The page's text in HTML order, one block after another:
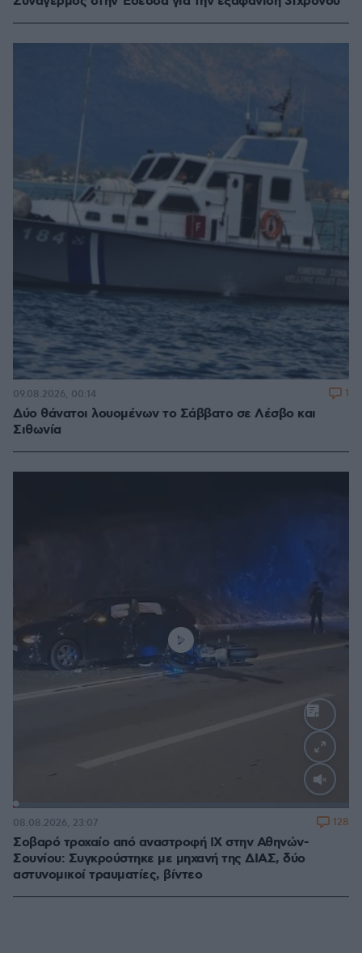
Δύο θάνατοι λουομένων το Σάββατο σε Λέσβο και
Σιθωνία
09.08.2026, 00:14 1
Σοβαρό τροχαίο από αναστροφή ΙΧ στην Αθηνών-
Σουνίου: Συγκρούστηκε με μηχανή της ΔΙΑΣ, δύο
αστυνομικοί τραυματίες, βίντεο
08.08.2026, 23:07 128